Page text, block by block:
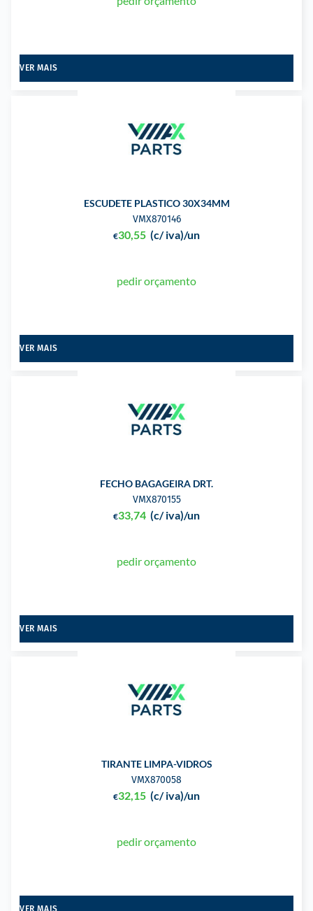
VER MAIS
ESCUDETE PLASTICO 30X34MM
VMX870146
€30,55 (c/ iva)/un
pedir orçamento
VER MAIS
FECHO BAGAGEIRA DRT.
VMX870155
€33,74 (c/ iva)/un
pedir orçamento
VER MAIS
TIRANTE LIMPA-VIDROS
VMX870058
€32,15 (c/ iva)/un
pedir orçamento